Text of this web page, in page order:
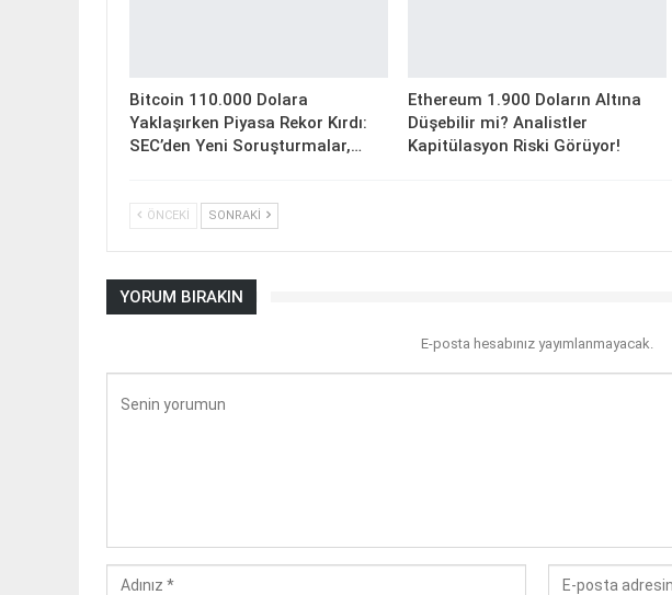
Bitcoin 110.000 Dolara
Yaklaşırken Piyasa Rekor Kırdı:
SEC’den Yeni Soruşturmalar,…
Ethereum 1.900 Doların Altına
Düşebilir mi? Analistler
Kapitülasyon Riski Görüyor!
ÖNCEKI SONRAKI
YORUM BIRAKIN
E-posta hesabınız yayımlanmayacak.